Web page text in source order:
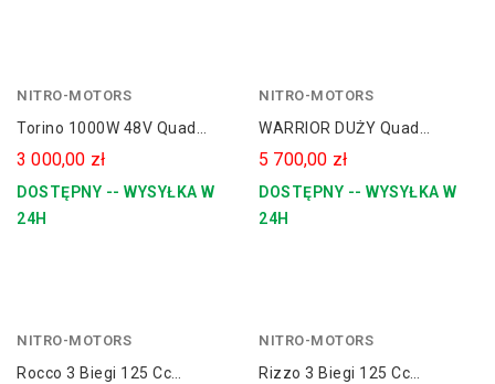
NITRO-MOTORS
czerwony
pomarańczowy
Torino 1000W 48V Quad
Elektryczny Koła 6 Cali
3 000,00 zł
DOSTĘPNY -- WYSYŁKA W
24H
NITRO-MOTORS
WARRIOR DUŻY Quad
Elektryczny 8" 1000W 48V
5 700,00 zł
DOSTĘPNY -- WYSYŁKA W
24H
NITRO-MOTORS
czerwony
niebieski
Rocco 3 Biegi 125 Cc
NITRO-MOTORS
Rizzo 3 Biegi 125 Cc